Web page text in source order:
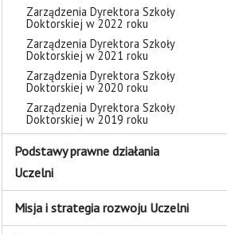
Zarządzenia Dyrektora Szkoły
Doktorskiej w 2022 roku
Zarządzenia Dyrektora Szkoły
Doktorskiej w 2021 roku
Zarządzenia Dyrektora Szkoły
Doktorskiej w 2020 roku
Zarządzenia Dyrektora Szkoły
Doktorskiej w 2019 roku
Podstawy prawne działania
Uczelni
Misja i strategia rozwoju Uczelni